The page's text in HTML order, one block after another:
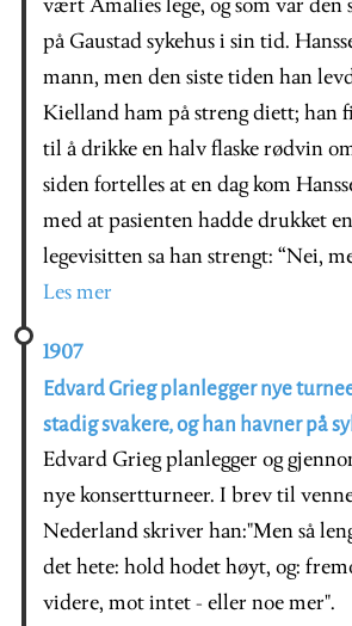
vært Amalies lege, og som var den
på Gaustad sykehus i sin tid.
mann, men den siste tiden han
Kielland ham på streng diett; han
til å drikke en halv flaske rødvin
siden fortelles at en dag kom
med at pasienten hadde drukket
legevisitten sa han strengt: “Nei,
Les mer
1907
Edvard Grieg planlegger nye
stadig svakere, og han havner på
Edvard Grieg planlegger og
nye konsertturneer. I brev til
Nederland skriver han:"Men så
det hete: hold hodet høyt, og:
videre, mot intet - eller noe mer".